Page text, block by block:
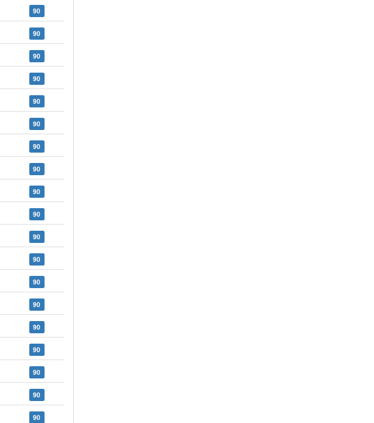
90
90
90
90
90
90
90
90
90
90
90
90
90
90
90
90
90
90
90